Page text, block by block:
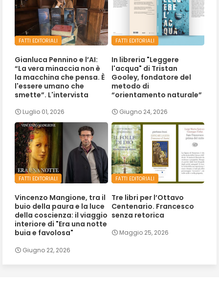
FATTI EDITORIALI
Gianluca Pennino e l’AI:
“La vera minaccia non è
la macchina che pensa. È
l'essere umano che
smette”. L'intervista
Luglio 01, 2026
FATTI EDITORIALI
In libreria "Leggere
l'acqua" di Tristan
Gooley, fondatore del
metodo di
“orientamento naturale”
Giugno 24, 2026
FATTI EDITORIALI
Vincenzo Mangione, tra il
buio della paura e la luce
della coscienza: il viaggio
interiore di "Era una notte
buia e favolosa"
Giugno 22, 2026
FATTI EDITORIALI
Tre libri per l’Ottavo
Centenario. Francesco
senza retorica
Maggio 25, 2026